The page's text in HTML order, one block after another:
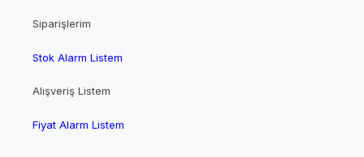
Siparişlerim
Stok Alarm Listem
Alışveriş Listem
Fiyat Alarm Listem